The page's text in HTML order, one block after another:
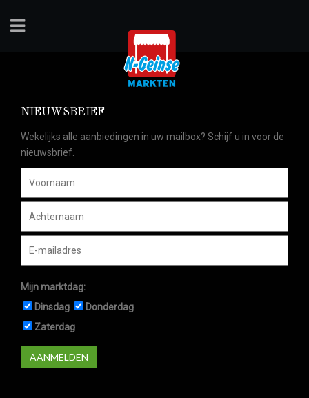
NIEUWSBRIEF
Wekelijks alle aanbiedingen in uw mailbox? Schijf u in voor de
nieuwsbrief.
Mijn marktdag:
Dinsdag
Donderdag
Zaterdag
AANMELDEN